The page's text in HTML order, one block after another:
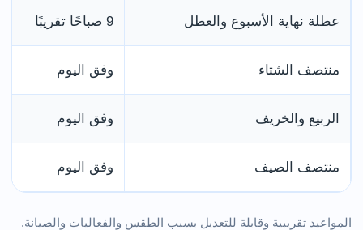
عطلة نهاية الأسبوع والعطل 9 صباحًا تقريبًا
منتصف الشتاء وفق اليوم
الربيع والخريف وفق اليوم
منتصف الصيف وفق اليوم
المواعيد تقريبية وقابلة للتعديل بسبب الطقس والفعاليات والصيانة.